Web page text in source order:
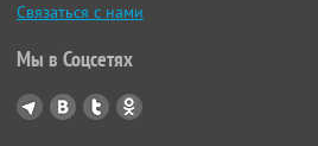
Связаться с нами
Мы в Соцсетях